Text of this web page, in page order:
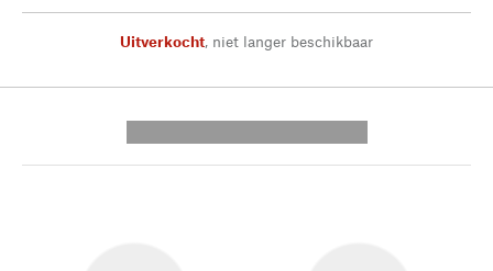
Uitverkocht, niet langer beschikbaar